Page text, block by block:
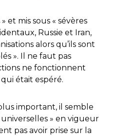
et mis sous « sévères
Russie et Iran,
alors qu’ils sont
». Il ne faut pas
ne fonctionnent
était espéré.
important, il semble
» en vigueur
pas avoir prise sur la